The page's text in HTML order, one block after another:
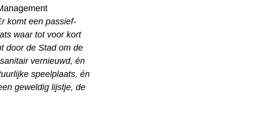
komt een passief-
waar tot voor kort
door de Stad om de
vernieuwd, én
speelplaats, én
geweldig lijstje, de